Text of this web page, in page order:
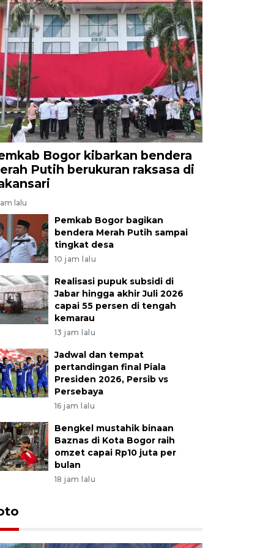
Bogor kibarkan bendera
Putih berukuran raksasa di
lalu
Pemkab Bogor bagikan
bendera Merah Putih sampai
tingkat desa
10 jam lalu
Realisasi pupuk subsidi di
Jabar hingga akhir Juli 2026
capai 55 persen di tengah
kemarau
13 jam lalu
Jadwal dan tempat
pertandingan final Piala
Presiden 2026, Persib vs
Persebaya
16 jam lalu
Bengkel mustahik binaan
Baznas di Kota Bogor raih
omzet capai Rp10 juta per
bulan
18 jam lalu